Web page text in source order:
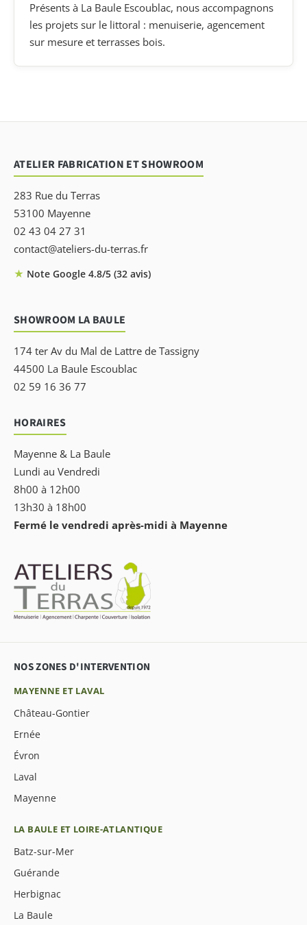
Présents à La Baule Escoublac, nous accompagnons
les projets sur le littoral : menuiserie, agencement
sur mesure et terrasses bois.
ATELIER FABRICATION ET SHOWROOM
283 Rue du Terras
53100 Mayenne
02 43 04 27 31
contact@ateliers-du-terras.fr
★ Note Google 4.8/5 (32 avis)
SHOWROOM LA BAULE
174 ter Av du Mal de Lattre de Tassigny
44500 La Baule Escoublac
02 59 16 36 77
HORAIRES
Mayenne & La Baule
Lundi au Vendredi
8h00 à 12h00
13h30 à 18h00
Fermé le vendredi après-midi à Mayenne
NOS ZONES D'INTERVENTION
MAYENNE ET LAVAL
Château-Gontier
Ernée
Évron
Laval
Mayenne
LA BAULE ET LOIRE-ATLANTIQUE
Batz-sur-Mer
Guérande
Herbignac
La Baule